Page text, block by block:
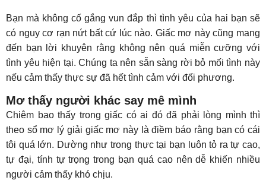
Bạn mà không cố gắng vun đắp thì tình yêu của hai bạn sẽ
có nguy cơ rạn nứt bất cứ lúc nào. Giấc mơ này cũng mang
đến bạn lời khuyên rằng không nên quá miễn cưỡng với
tình yêu hiện tại. Chúng ta nên sẵn sàng rời bỏ mối tình này
nếu cảm thấy thực sự đã hết tình cảm với đối phương.
Mơ thấy người khác say mê mình
Chiêm bao thấy trong giấc có ai đó đã phải lòng mình thì
theo sổ mơ lý giải giấc mơ này là điềm báo rằng bạn có cái
tôi quá lớn. Dường như trong thực tại bạn luôn tỏ ra tự cao,
tự đại, tính tự trọng trong bạn quá cao nên dễ khiến nhiều
người cảm thấy khó chịu.